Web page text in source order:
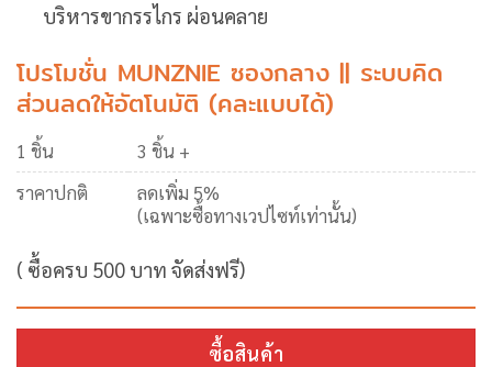
บริหารขากรรไกร ผ่อนคลาย
โปรโมชั่น MUNZNIE ซองกลาง || ระบบคิด
ส่วนลดให้อัตโนมัติ (คละแบบได้)
1 ชิ้น
3 ชิ้น +
ราคาปกติ
ลดเพิ่ม 5%
(เฉพาะซื้อทางเวปไซท์เท่านั้น)
( ซื้อครบ 500 บาท จัดส่งฟรี)
ซื้อสินค้า